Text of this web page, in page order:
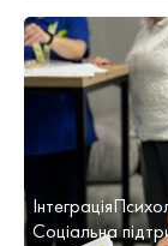
Інтеграція
Соціальна